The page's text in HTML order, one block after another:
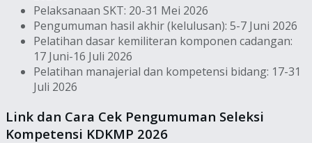
Pelaksanaan SKT: 20-31 Mei 2026
Pengumuman hasil akhir (kelulusan): 5-7 Juni 2026
Pelatihan dasar kemiliteran komponen cadangan:
17 Juni-16 Juli 2026
Pelatihan manajerial dan kompetensi bidang: 17-31
Juli 2026
Link dan Cara Cek Pengumuman Seleksi
Kompetensi KDKMP 2026